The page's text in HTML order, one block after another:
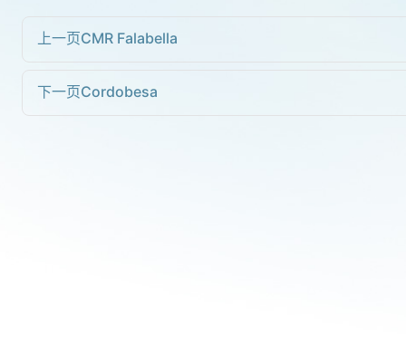
上一页CMR Falabella
下一页Cordobesa